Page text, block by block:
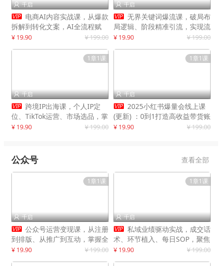
 千启
 电商AI内容实战课，从爆款
拆解到转化文案，AI全流程赋
能，解放人力，单月节省内容成
¥ 19.90 ¥ 199.00
 千启
 无界关键词爆流课，破局布
局逻辑、阶段精准引流，实现流
量翻倍，店铺业绩增长50%+
¥ 19.90 ¥ 199.00
1章1课
 千启
 跨境IP出海课，个人IP定
位、TikTok运营、市场选品，掌
握核心闭环，实现月入1万美金
¥ 19.90 ¥ 199.00
1章1课
 千启
 2025小红书爆量会线上课
(更新) ：0到1打造高收益带货账
号，靠小红书带货年入100w？
¥ 19.90 ¥ 199.00
公众号 查看全部
1章1课
 千启
 公众号运营变现课，从注册
到排版、从推广到互动，掌握全
流程，开启个人品牌月入
¥ 19.90 ¥ 199.00
1章1课
 千启
 私域业绩驱动实战，成交话
术、环节植入、每日SOP，聚焦
增长，驱动营收持续突破
¥ 19.90 ¥ 199.00